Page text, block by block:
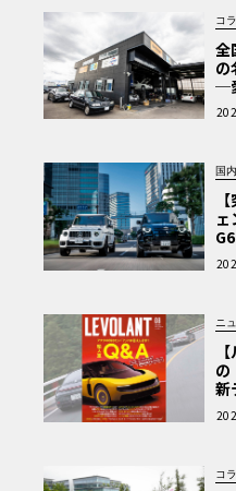
に続いて作者・Ken-1氏の
部分についてお読みいただ
「エンジンのディテールア
を見ながら追加する箇所、
ント的に目を引く箇所を作
張感（ハッタリ）を出すよ
に、いい感じに嘘をつく、
難しいので、バランスを取
ォルメですね。
以上の点をふまえてパイピ
回のF50はエンジンとボデ
を基点に回転させるように
コ
全
─
術
を
国
極
ニ
の
新
車
コ